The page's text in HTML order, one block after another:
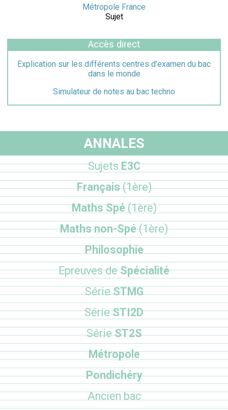
Métropole France
Sujet
Accès direct
Explication sur les différents centres d'examen du bac
dans le monde
Simulateur de notes au bac techno
ANNALES
SujetsE3C
Français(1ère)
Maths Spé(1ère)
Maths non-Spé(1ère)
Philosophie
Epreuves deSpécialité
SérieSTMG
SérieSTI2D
SérieST2S
Métropole
Pondichéry
Ancien bac